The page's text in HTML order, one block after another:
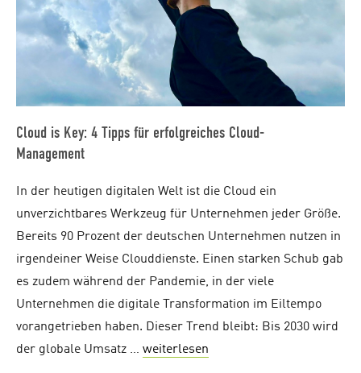
Cloud is Key: 4 Tipps für erfolgreiches Cloud-
Management
In der heutigen digitalen Welt ist die Cloud ein
unverzichtbares Werkzeug für Unternehmen jeder Größe.
Bereits 90 Prozent der deutschen Unternehmen nutzen in
irgendeiner Weise Clouddienste. Einen starken Schub gab
es zudem während der Pandemie, in der viele
Unternehmen die digitale Transformation im Eiltempo
vorangetrieben haben. Dieser Trend bleibt: Bis 2030 wird
der globale Umsatz … weiterlesen